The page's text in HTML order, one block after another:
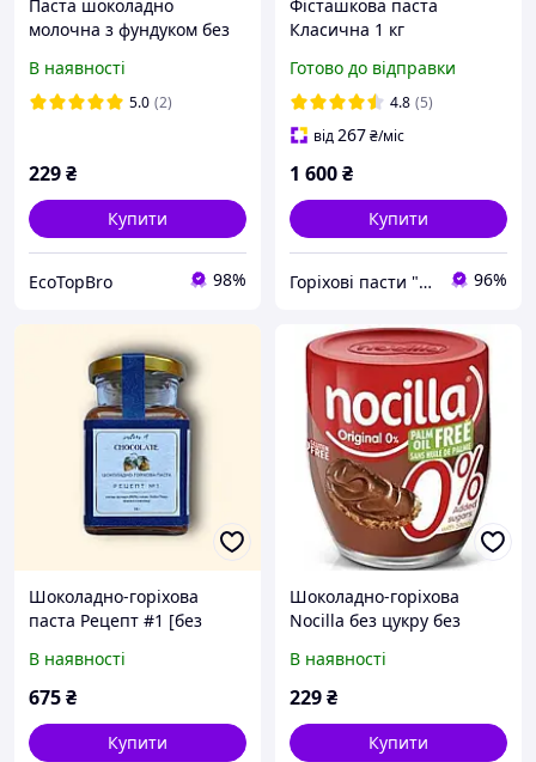
Паста шоколадно
молочна з фундуком без
free 190 г
В наявності
5.0 (2)
229₴
Купити
EcoTopBro 98%
Фісташкова паста
Класична 1 кг
Готово до відправки
4.8 (5)
від267₴/міс
1 600₴
Купити
Горіхові пасти "Honey Days" 96%
Шоколадно-горіхова
паста Рецепт #1 [без
sisterschocolate
В наявності
675₴
Купити
Шоколадно-горіхова
Nocilla без цукру без
глютена 190 г Іспанія
В наявності
229₴
Купити